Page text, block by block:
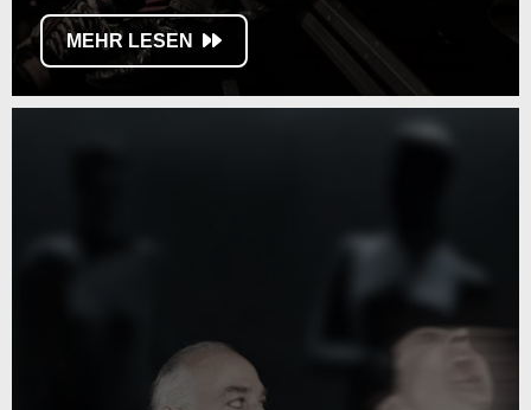
MEHR LESEN